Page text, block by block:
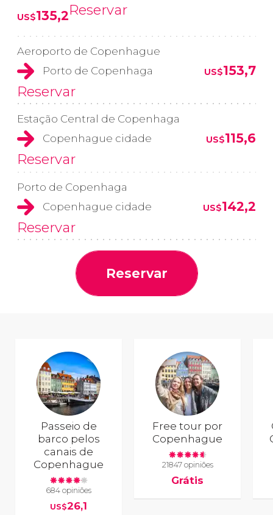
US$135,2Reservar
Aeroporto de Copenhague
Porto de Copenhaga
US$153,7
Reservar
Estação Central de Copenhaga
Copenhague cidade
US$115,6
Reservar
Porto de Copenhaga
Copenhague cidade
US$142,2
Reservar
Reservar
Passeio de
barco pelos
canais de
Copenhague
684 opiniões
US$26,1
Free tour por
Copenhague
21847 opiniões
Grátis